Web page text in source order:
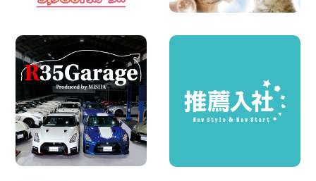
ちょっとそこまで。もっと気軽に 埼玉県
100円レンタカー 西武秩父駅前
圧倒的な存在感!【トヨタ・メガクルーザ
ー】を体感できるチャンスです! 千葉県
千葉北店
100円レンタカー 千葉北
2026年08月03日
★五所川原の夏を100円レンタカーで満
喫しよう!★ 青森県 五所川原店